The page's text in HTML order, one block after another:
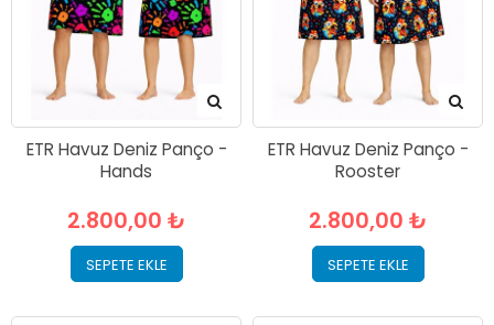
ETR Havuz Deniz Panço -
Hands
2.800,00 ₺
SEPETE EKLE
ETR Havuz Deniz Panço -
Rooster
2.800,00 ₺
SEPETE EKLE